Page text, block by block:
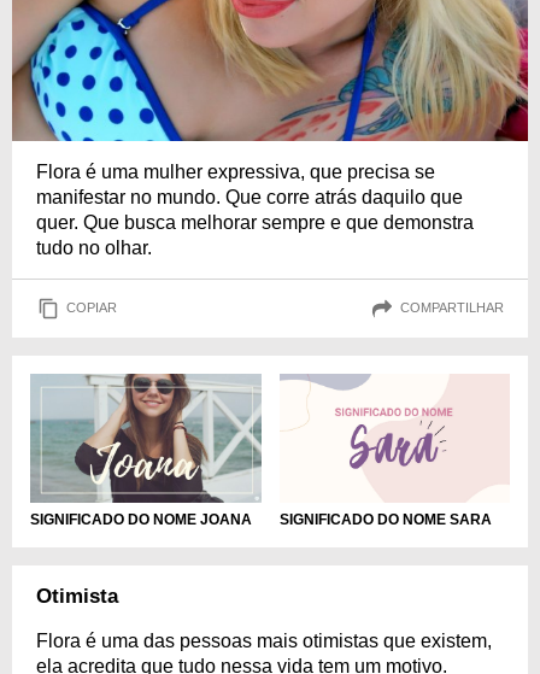
Flora é uma mulher expressiva, que precisa se
manifestar no mundo. Que corre atrás daquilo que
quer. Que busca melhorar sempre e que demonstra
tudo no olhar.
COPIAR COMPARTILHAR
SIGNIFICADO DO NOME JOANA SIGNIFICADO DO NOME SARA
Otimista
Flora é uma das pessoas mais otimistas que existem,
ela acredita que tudo nessa vida tem um motivo.